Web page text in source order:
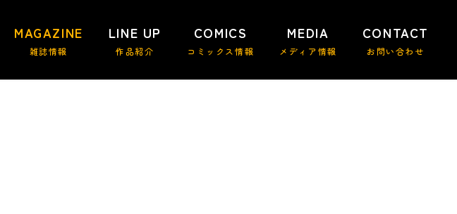
MAGAZINE
雑誌情報
LINE UP
作品紹介
COMICS
コミックス情報
MEDIA
メディア情報
CONTACT
お問い合わせ